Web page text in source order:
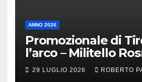
ANNO 2026
Promozionale di
l’arco – Militello
(Me)
29 LUGLIO 2026 ROBERTO